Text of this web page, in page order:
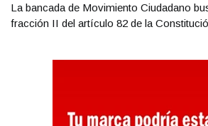
La bancada de Movimiento Ciudadano
fracción II del artículo 82 de la